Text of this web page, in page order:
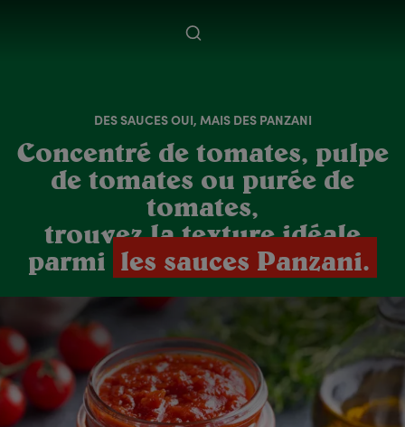
DES SAUCES OUI, MAIS DES PANZANI
Concentré de tomates, pulpe
de tomates ou purée de
tomates,
trouvez la texture idéale
parmi les sauces Panzani.